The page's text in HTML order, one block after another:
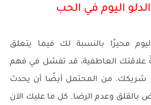
اليوم في الحب
محيرًا بالنسبة لك فيما يتعلق
علاقتك العاطفية، قد تفشل في فهم
شريكك. من المحتمل أيضًا أن يحدث
وعدم الرضا. كل ما عليك الآن